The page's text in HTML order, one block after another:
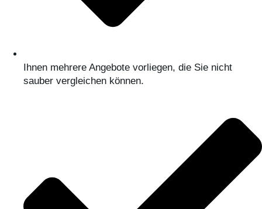
Ihnen mehrere Angebote vorliegen, die Sie nicht
sauber vergleichen können.